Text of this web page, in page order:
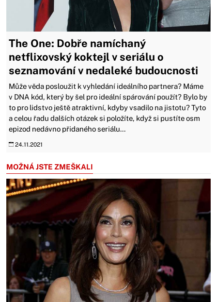
The One: Dobře namíchaný
netflixovský koktejl v seriálu o
seznamování v nedaleké budoucnosti
Může věda posloužit k vyhledání ideálního partnera? Máme
v DNA kód, který by šel pro ideální spárování použít? Bylo by
to pro lidstvo ještě atraktivní, kdyby vsadilo na jistotu? Tyto
a celou řadu dalších otázek si položíte, když si pustíte osm
epizod nedávno přidaného seriálu...
24.11.2021
MOŽNÁ JSTE ZMEŠKALI